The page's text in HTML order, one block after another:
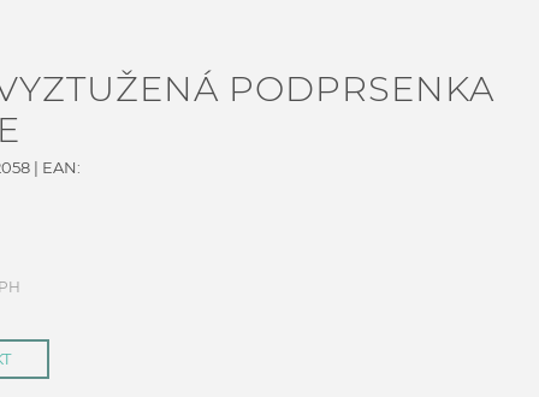
PODPRSENKA
| EAN: